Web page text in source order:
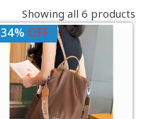
Showing all 6 products
34% OFF